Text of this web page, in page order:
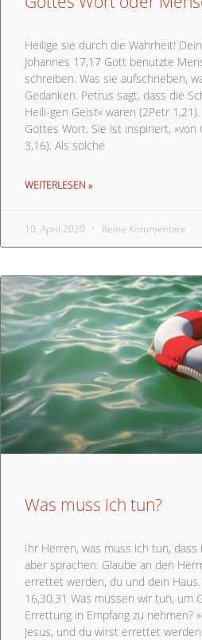
Heilige sie durch die Wahrheit!
Johannes 17,17 Gott benutzte
schreiben. Was sie aufschrieben,
Gedanken. Petrus sagt, dass die
Heili-gen Geist« waren (2Petr
Gottes Wort. Sie ist inspiriert, »von
3,16). Als solche
WEITERLESEN »
10. April 2020 Keine Kommentare
Was muss ich tun?
Ihr Herren, was muss ich tun,
aber sprachen: Glaube an den
errettet werden, du und dein
16,30.31 Was müssen wir tun, um
Errettung in Empfang zu nehmen?
Jesus, und du wirst errettet